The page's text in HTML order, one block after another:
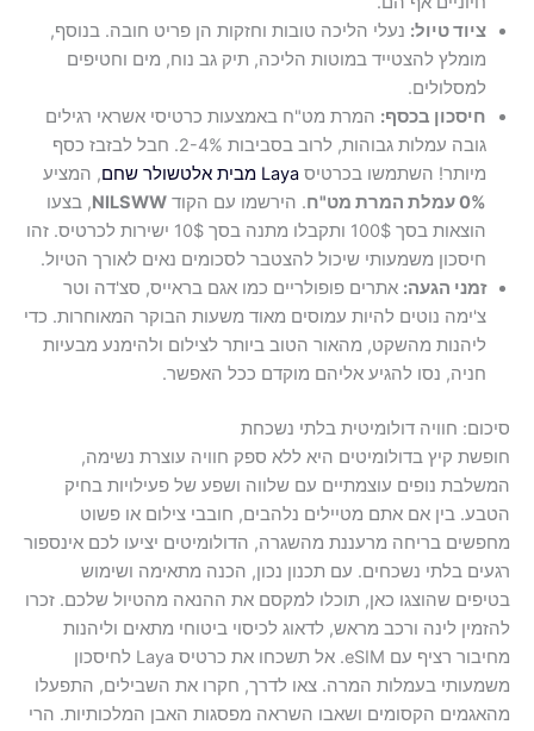
ציוד טיול: נעלי הליכה טובות וחזקות הן פריט חובה. בנוסף,
מומלץ להצטייד במוטות הליכה, תיק גב נוח, מים וחטיפים
למסלולים.
חיסכון בכסף: המרת מט"ח באמצעות כרטיסי אשראי רגילים
גובה עמלות גבוהות, לרוב בסביבות 2-4%. חבל לבזבז כסף
מיותר! השתמשו בכרטיס Laya מבית אלטשולר שחם
, המציע
0% עמלת המרת מט"ח
. הירשמו עם הקוד NILSWW, בצעו
הוצאות בסך 100$ ותקבלו מתנה בסך 10$ ישירות לכרטיס. זהו
חיסכון משמעותי שיכול להצטבר לסכומים נאים לאורך הטיול.
זמני הגעה: אתרים פופולריים כמו אגם בראייס, סצ'דה וטר
צ'ימה נוטים להיות עמוסים מאוד משעות הבוקר המאוחרות. כדי
ליהנות מהשקט, מהאור הטוב ביותר לצילום ולהימנע מבעיות
חניה, נסו להגיע אליהם מוקדם ככל האפשר.
סיכום: חוויה דולומיטית בלתי נשכחת
חופשת קיץ בדולומיטים היא ללא ספק חוויה עוצרת נשימה,
המשלבת נופים עוצמתיים עם שלווה ושפע של פעילויות בחיק
הטבע. בין אם אתם מטיילים נלהבים, חובבי צילום או פשוט
מחפשים בריחה מרעננת מהשגרה, הדולומיטים יציעו לכם אינספור
רגעים בלתי נשכחים. עם תכנון נכון, הכנה מתאימה ושימוש
בטיפים שהוצגו כאן, תוכלו למקסם את ההנאה מהטיול שלכם. זכרו
להזמין לינה ורכב מראש, לדאוג לכיסוי ביטוחי מתאים וליהנות
מחיבור רציף עם eSIM. אל תשכחו את כרטיס Laya לחיסכון
משמעותי בעמלות המרה. צאו לדרך, חקרו את השבילים, התפעלו
מהאגמים הקסומים ושאבו השראה מפסגות האבן המלכותיות. הרי